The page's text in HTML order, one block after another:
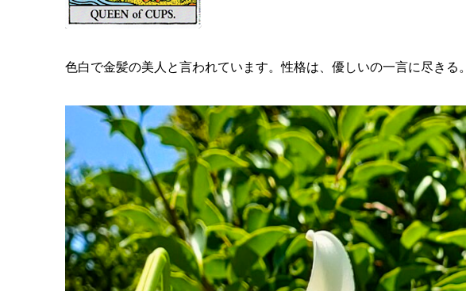
色白で金髪の美人と言われています。性格は、優しいの一言に尽きる。